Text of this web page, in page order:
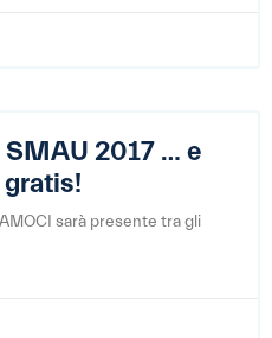
SMAU 2017 … e
sarà presente tra gli